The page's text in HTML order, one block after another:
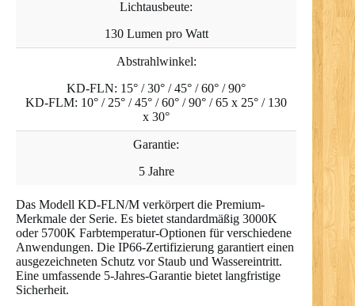
Lichtausbeute:
130 Lumen pro Watt
Abstrahlwinkel:
KD-FLN: 15° / 30° / 45° / 60° / 90°
KD-FLM: 10° / 25° / 45° / 60° / 90° / 65 x 25° / 130
x 30°
Garantie:
5 Jahre
Das Modell KD-FLN/M verkörpert die Premium-
Merkmale der Serie. Es bietet standardmäßig 3000K
oder 5700K Farbtemperatur-Optionen für verschiedene
Anwendungen. Die IP66-Zertifizierung garantiert einen
ausgezeichneten Schutz vor Staub und Wassereintritt.
Eine umfassende 5-Jahres-Garantie bietet langfristige
Sicherheit.